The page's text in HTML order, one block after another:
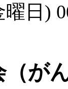
曜日)
が